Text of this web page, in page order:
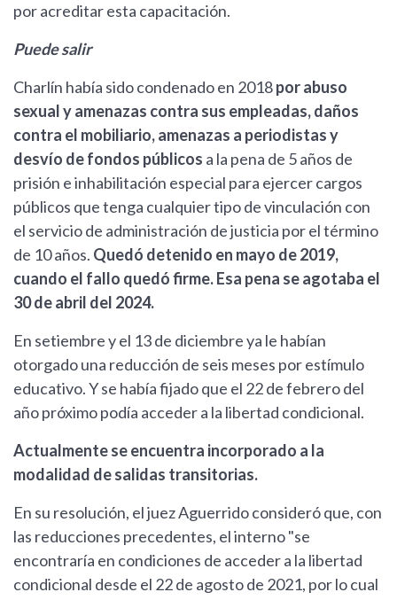
por acreditar esta capacitación.
Puede salir
Charlín había sido condenado en 2018porabuso
sexual y amenazas contra sus empleadas, daños
contra el mobiliario, amenazas a periodistas y
desvío de fondos públicos a la pena de 5 años de
prisión e inhabilitación especial para ejercer cargos
públicos que tenga cualquier tipo de vinculación con
el servicio de administración de justicia por el término
de 10 años. Quedó detenido en mayo de 2019,
cuando el fallo quedó firme. Esa pena se agotaba el
30 de abril del 2024.
En setiembre y el 13 de diciembre ya le habían
otorgado una reducción de seis meses por estímulo
educativo. Y se había fijado que el 22 de febrero del
año próximo podía acceder a la libertad condicional.
Actualmente se encuentra incorporado a la
modalidad de salidas transitorias.
En su resolución, el juez Aguerrido consideró que, con
las reducciones precedentes, el interno "se
encontraría en condiciones de acceder a la libertad
condicional desde el 22 de agosto de 2021, por lo cual